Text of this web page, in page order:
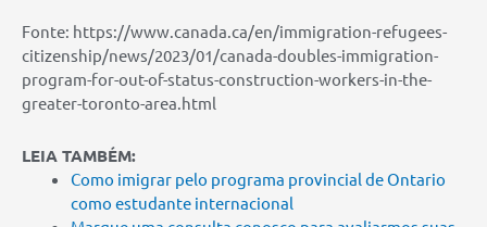
Fonte: https://www.canada.ca/en/immigration-refugees-
citizenship/news/2023/01/canada-doubles-immigration-
program-for-out-of-status-construction-workers-in-the-
greater-toronto-area.html
LEIA TAMBÉM:
Como imigrar pelo programa provincial de Ontario
como estudante internacional